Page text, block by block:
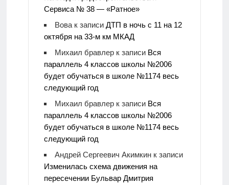
Сервиса № 38 — «Ратное»
Вовак записи ДТП в ночь с 11 на 12
октября на 33-м км МКАД
Михаил бравлерк записи Вся
параллель 4 классов школы №2006
будет обучаться в школе №1174 весь
следующий год
Михаил бравлерк записи Вся
параллель 4 классов школы №2006
будет обучаться в школе №1174 весь
следующий год
Андрей Сергеевич Акимкинк записи
Изменилась схема движения на
пересечении Бульвар Дмитрия